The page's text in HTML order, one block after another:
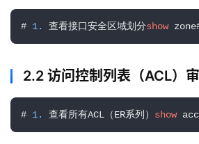
# 1. 查看接口安全区域划分show
2.2 访问控制列表（ACL）
# 1. 查看所有ACL（ER系列） show